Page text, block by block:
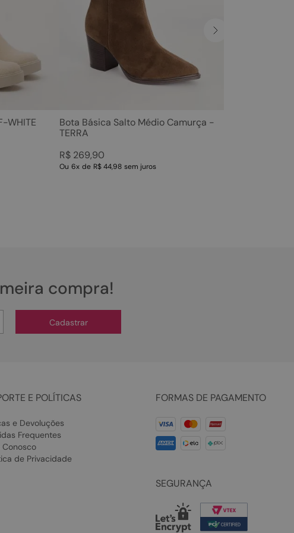
WHITE
Bota Básica Salto Médio Camurça -
TERRA
R$ 269,90
Ou 6x de R$ 44,98 sem juros
compra!
Cadastrar
E POLÍTICAS
e Devoluções
Frequentes
Conosco
de Privacidade
FORMAS DE PAGAMENTO
SEGURANÇA